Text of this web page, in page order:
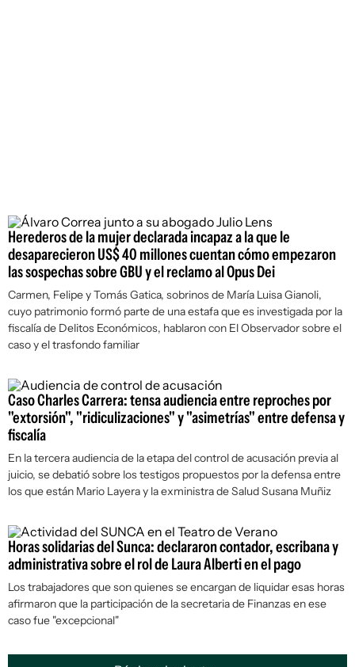
Herederos de la mujer declarada incapaz a la que le
desaparecieron US$ 40 millones cuentan cómo empezaron
las sospechas sobre GBU y el reclamo al Opus Dei
Carmen, Felipe y Tomás Gatica, sobrinos de María Luisa Gianoli,
cuyo patrimonio formó parte de una estafa que es investigada por la
fiscalía de Delitos Económicos, hablaron con El Observadorsobre el
caso y el trasfondo familiar
Caso Charles Carrera: tensa audiencia entre reproches por
"extorsión", "ridiculizaciones" y "asimetrías" entre defensa y
fiscalía
En la tercera audiencia de la etapa del control de acusación previa al
juicio, se debatió sobre los testigos propuestos por la defensa entre
los que están Mario Layera y la exministra de Salud Susana Muñiz
Horas solidarias del Sunca: declararon contador, escribana y
administrativa sobre el rol de Laura Alberti en el pago
Los trabajadores que son quienes se encargan de liquidar esas horas
afirmaron que la participación de la secretaria de Finanzas en ese
caso fue "excepcional"